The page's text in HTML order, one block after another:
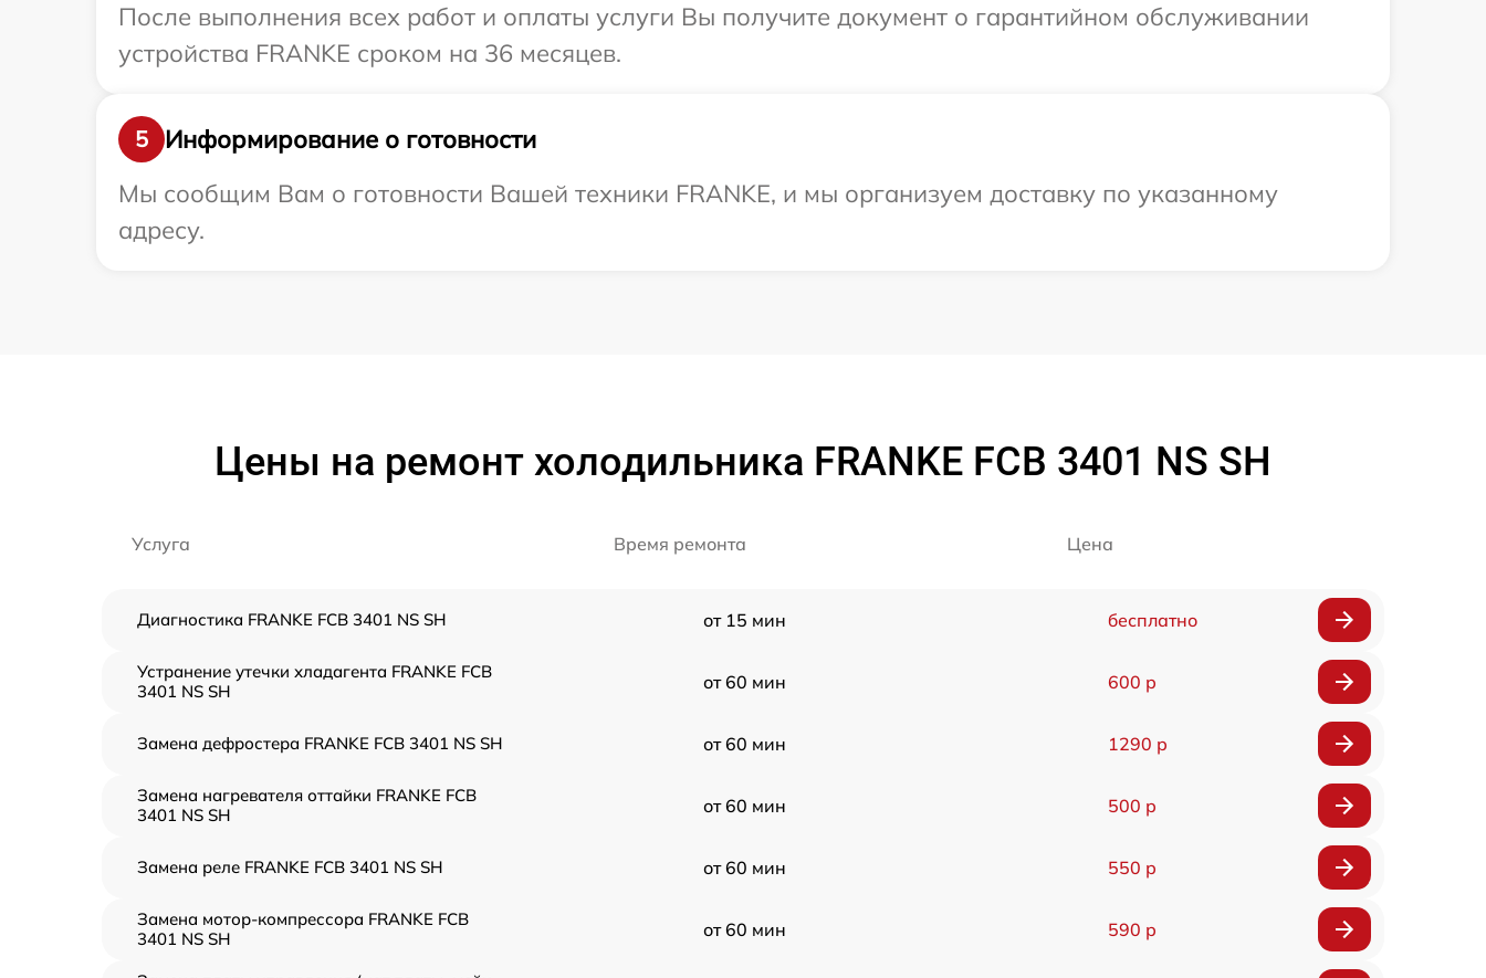
После выполнения всех работ и оплаты услуги Вы получите документ о гарантийном обслуживании
устройства FRANKE сроком на 36 месяцев.
5
Информирование о готовности
Мы сообщим Вам о готовности Вашей техники FRANKE, и мы организуем доставку по указанному
адресу.
Цены на ремонт холодильника FRANKE FCB 3401 NS SH
Услуга Время ремонта Цена
Диагностика FRANKE FCB 3401 NS SH от 15 мин бесплатно
Устранение утечки хладагента FRANKE FCB
3401 NS SH
от 60 мин 600 р
Замена дефростера FRANKE FCB 3401 NS SH от 60 мин 1290 р
Замена нагревателя оттайки FRANKE FCB
3401 NS SH
от 60 мин 500 р
Замена реле FRANKE FCB 3401 NS SH от 60 мин 550 р
Замена мотор-компрессора FRANKE FCB
3401 NS SH
от 60 мин 590 р